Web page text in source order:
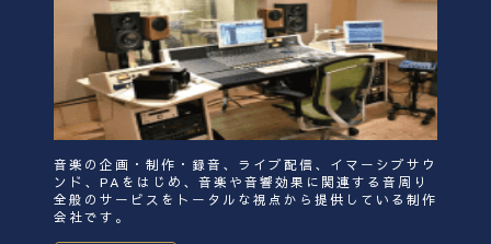
音楽の企画・制作・録音、ライブ配信、イマーシブサウ
ンド、PAをはじめ、音楽や音響効果に関連する音周り
全般のサービスをトータルな視点から提供している制作
会社です。